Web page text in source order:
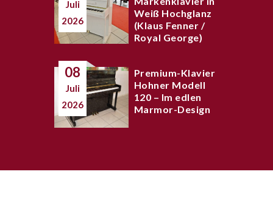
Juli
2026
Weiß Hochglanz
(Klaus Fenner /
Royal George)
08
Juli
2026
Premium-Klavier
Hohner Modell
120 – Im edlen
Marmor-Design